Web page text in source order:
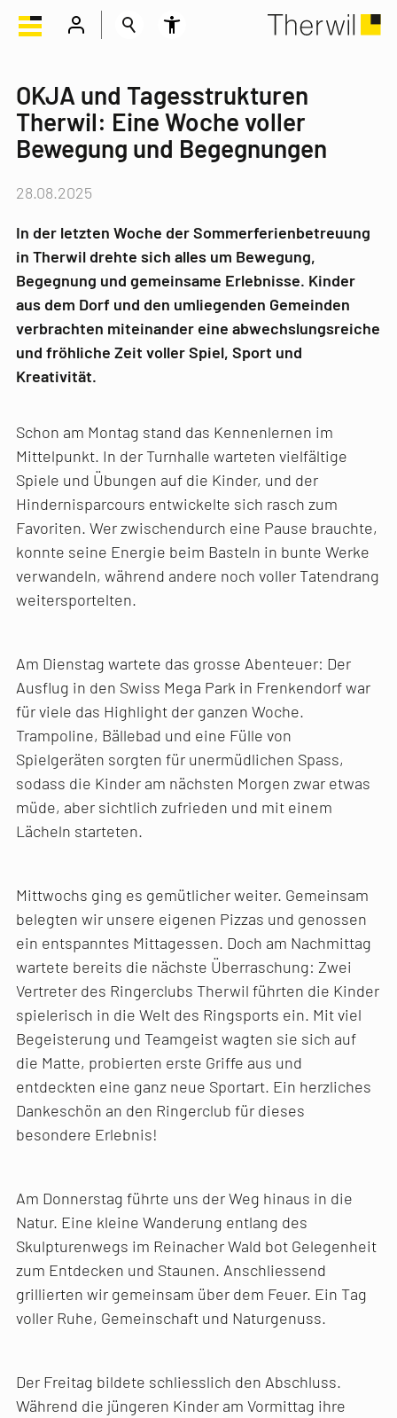
OKJA und Tagesstrukturen
Therwil: Eine Woche voller
Bewegung und Begegnungen
28.08.2025
In der letzten Woche der Sommerferienbetreuung
in Therwil drehte sich alles um Bewegung,
Begegnung und gemeinsame Erlebnisse. Kinder
aus dem Dorf und den umliegenden Gemeinden
verbrachten miteinander eine abwechslungsreiche
und fröhliche Zeit voller Spiel, Sport und
Kreativität.
Schon am Montag stand das Kennenlernen im
Mittelpunkt. In der Turnhalle warteten vielfältige
Spiele und Übungen auf die Kinder, und der
Hindernisparcours entwickelte sich rasch zum
Favoriten. Wer zwischendurch eine Pause brauchte,
konnte seine Energie beim Basteln in bunte Werke
verwandeln, während andere noch voller Tatendrang
weitersportelten.
Am Dienstag wartete das grosse Abenteuer: Der
Ausflug in den Swiss Mega Park in Frenkendorf war
für viele das Highlight der ganzen Woche.
Trampoline, Bällebad und eine Fülle von
Spielgeräten sorgten für unermüdlichen Spass,
sodass die Kinder am nächsten Morgen zwar etwas
müde, aber sichtlich zufrieden und mit einem
Lächeln starteten.
Mittwochs ging es gemütlicher weiter. Gemeinsam
belegten wir unsere eigenen Pizzas und genossen
ein entspanntes Mittagessen. Doch am Nachmittag
wartete bereits die nächste Überraschung: Zwei
Vertreter des Ringerclubs Therwil führten die Kinder
spielerisch in die Welt des Ringsports ein. Mit viel
Begeisterung und Teamgeist wagten sie sich auf
die Matte, probierten erste Griffe aus und
entdeckten eine ganz neue Sportart. Ein herzliches
Dankeschön an den Ringerclub für dieses
besondere Erlebnis!
Am Donnerstag führte uns der Weg hinaus in die
Natur. Eine kleine Wanderung entlang des
Skulpturenwegs im Reinacher Wald bot Gelegenheit
zum Entdecken und Staunen. Anschliessend
grillierten wir gemeinsam über dem Feuer. Ein Tag
voller Ruhe, Gemeinschaft und Naturgenuss.
Der Freitag bildete schliesslich den Abschluss.
Während die jüngeren Kinder am Vormittag ihre